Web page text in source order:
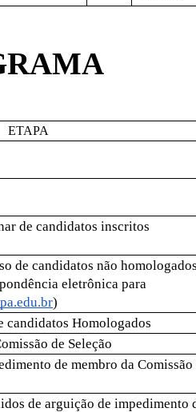
ETAPA
de candidatos inscritos
de candidatos não
eletrônica para
)
Homologados
de Seleção
de membro da Comissão
de arguição de impedimento